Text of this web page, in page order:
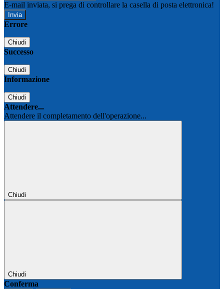
E-mail inviata, si prega di controllare la casella di posta elettronica!
Errore
Chiudi
Successo
Chiudi
Informazione
Chiudi
Attendere...
Attendere il completamento dell'operazione...
Chiudi
Chiudi
Conferma